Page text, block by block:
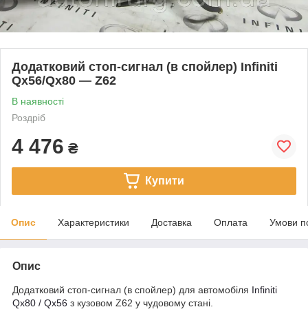
Додатковий стоп-сигнал (в спойлер) Infiniti
Qx56/Qx80 — Z62
В наявності
Роздріб
4 476 ₴
Купити
Опис Характеристики Доставка Оплата Умови
Опис
Додатковий стоп-сигнал (в спойлер) для автомобіля Infiniti
Qx80 / Qx56 з кузовом Z62 у чудовому стані.